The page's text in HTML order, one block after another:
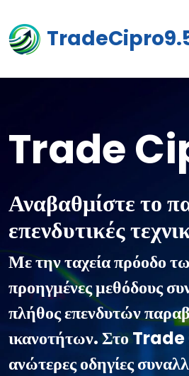
Trade
Αναβαθμίστε το
επενδυτικές
Με την ταχεία πρόοδο
προηγμένες μεθόδους
πλήθος επενδυτών
ικανοτήτων. Στο Trade
ανώτερες οδηγίες